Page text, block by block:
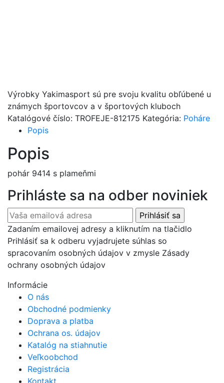
Výrobky Yakimasport sú pre svoju kvalitu obľúbené u
známych športovcov a v športových kluboch
Katalógové číslo: TROFEJE-812175 Kategória: Poháre
Popis
Popis
pohár 9414 s plameňmi
Prihláste sa na odber noviniek
Zadaním emailovej adresy a kliknutím na tlačidlo
Prihlásiť sa k odberu vyjadrujete súhlas so
spracovaním osobných údajov v zmysle Zásady
ochrany osobných údajov
Informácie
O nás
Obchodné podmienky
Doprava a platba
Ochrana os. údajov
Katalóg na stiahnutie
Veľkoobchod
Registrácia
Kontakt